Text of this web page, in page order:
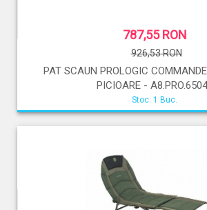
787,55 RON
926,53 RON
PAT SCAUN PROLOGIC
PICIOARE -
Stoc: 1 Buc.